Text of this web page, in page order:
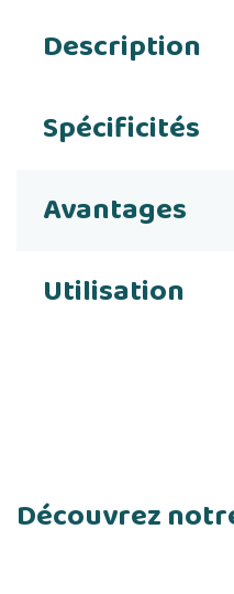
Description
Spécificités
Avantages
Utilisation
Découvrez